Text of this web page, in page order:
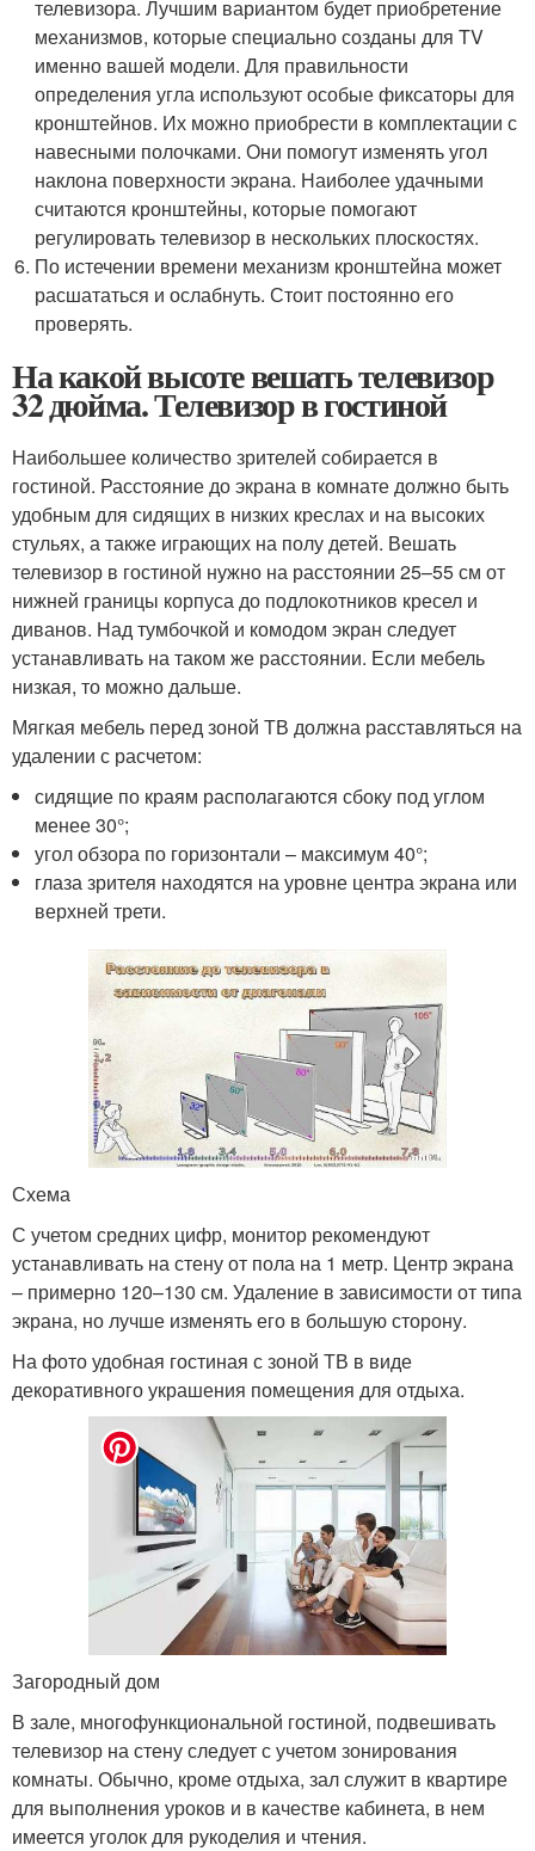
телевизора. Лучшим вариантом будет приобретение
механизмов, которые специально созданы для TV
именно вашей модели. Для правильности
определения угла используют особые фиксаторы для
кронштейнов. Их можно приобрести в комплектации с
навесными полочками. Они помогут изменять угол
наклона поверхности экрана. Наиболее удачными
считаются кронштейны, которые помогают
регулировать телевизор в нескольких плоскостях.
По истечении времени механизм кронштейна может
расшататься и ослабнуть. Стоит постоянно его
проверять.
На какой высоте вешать телевизор
32 дюйма. Телевизор в гостиной
Наибольшее количество зрителей собирается в
гостиной. Расстояние до экрана в комнате должно быть
удобным для сидящих в низких креслах и на высоких
стульях, а также играющих на полу детей. Вешать
телевизор в гостиной нужно на расстоянии 25–55 см от
нижней границы корпуса до подлокотников кресел и
диванов. Над тумбочкой и комодом экран следует
устанавливать на таком же расстоянии. Если мебель
низкая, то можно дальше.
Мягкая мебель перед зоной ТВ должна расставляться на
удалении с расчетом:
сидящие по краям располагаются сбоку под углом
менее 30°;
угол обзора по горизонтали – максимум 40°;
глаза зрителя находятся на уровне центра экрана или
верхней трети.
Схема
С учетом средних цифр, монитор рекомендуют
устанавливать на стену от пола на 1 метр. Центр экрана
– примерно 120–130 см. Удаление в зависимости от типа
экрана, но лучше изменять его в большую сторону.
На фото удобная гостиная с зоной ТВ в виде
декоративного украшения помещения для отдыха.
Загородный дом
В зале, многофункциональной гостиной, подвешивать
телевизор на стену следует с учетом зонирования
комнаты. Обычно, кроме отдыха, зал служит в квартире
для выполнения уроков и в качестве кабинета, в нем
имеется уголок для рукоделия и чтения.